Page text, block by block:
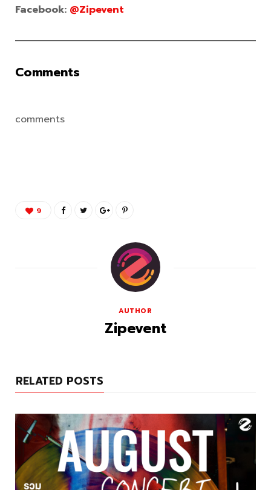
Facebook: @Zipevent
Comments
comments
9
AUTHOR
Zipevent
RELATED POSTS